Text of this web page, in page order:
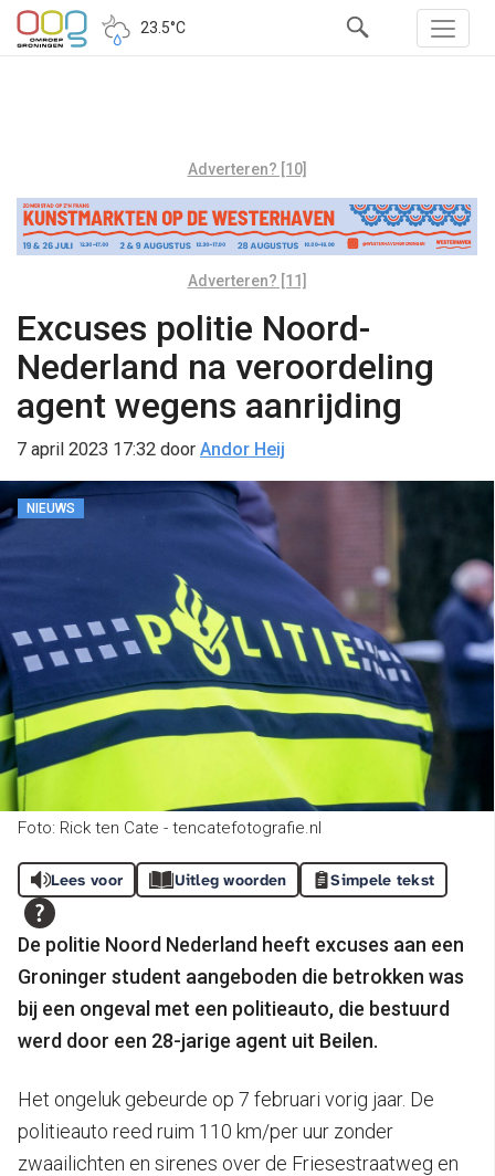
23.5°C
Adverteren? [10]
Adverteren? [11]
Excuses politie Noord-
Nederland na veroordeling
agent wegens aanrijding
7 april 2023 17:32 door Andor Heij
NIEUWS
Foto: Rick ten Cate - tencatefotografie.nl
Lees voor Uitleg woorden Simpele tekst
De politie Noord Nederland heeft excuses aan een
Groninger student aangeboden die betrokken was
bij een ongeval met een politieauto, die bestuurd
werd door een 28-jarige agent uit Beilen.
Het ongeluk gebeurde op 7 februari vorig jaar. De
politieauto reed ruim 110 km/per uur zonder
zwaailichten en sirenes over de Friesestraatweg en